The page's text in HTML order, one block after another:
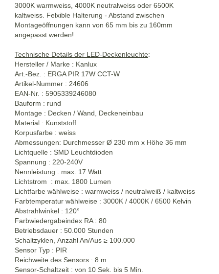
3000K warmweiss, 4000K neutralweiss oder 6500K
kaltweiss. Felxible Halterung - Abstand zwischen
Montageöffnungen kann von 65 mm bis zu 160mm
angepasst werden!
Technische Details der LED-Deckenleuchte:
Hersteller / Marke : Kanlux
Art.-Bez. : ERGA PIR 17W CCT-W
Artikel-Nummer : 24606
EAN-Nr. : 5905339246080
Bauform : rund
Montage : Decken / Wand, Deckeneinbau
Material : Kunststoff
Korpusfarbe : weiss
Abmessungen: Durchmesser Ø 230 mm x Höhe 36 mm
Lichtquelle : SMD Leuchtdioden
Spannung : 220-240V
Nennleistung : max. 17 Watt
Lichtstrom : max. 1800 Lumen
Lichtfarbe wählweise : warmweiss / neutralweiß / kaltweiss
Farbtemperatur wählweise : 3000K / 4000K / 6500 Kelvin
Abstrahlwinkel : 120°
Farbwiedergabeindex RA : 80
Betriebsdauer : 50.000 Stunden
Schaltzyklen, Anzahl An/Aus ≥ 100.000
Sensor Typ : PIR
Reichweite des Sensors : 8 m
Sensor-Schaltzeit : von 10 Sek. bis 5 Min.